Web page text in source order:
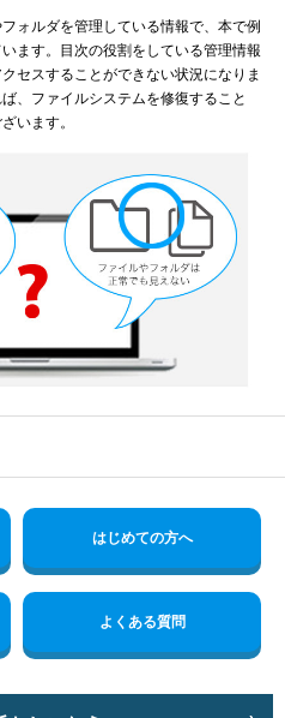
ォルダを管理している情報で、本で例
ます。目次の役割をしている管理情報
セスすることができない状況になりま
、ファイルシステムを修復すること
います。
はじめての方へ
よくある質問